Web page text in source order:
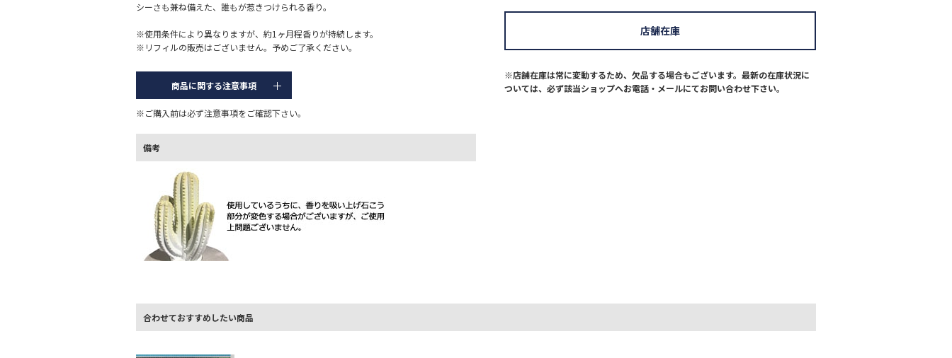
シーさも兼ね備えた、誰もが惹きつけられる香り。
※使用条件により異なりますが、約1ヶ月程香りが持続します。
※リフィルの販売はございません。予めご了承ください。
商品に関する注意事項
※ご購入前は必ず注意事項をご確認下さい。
備考
※店舗在庫は常に変動するため、欠品する場合もございます。最新の在庫状況に
ついては、必ず該当ショップへお電話・メールにてお問い合わせ下さい。
店舗在庫
合わせておすすめしたい商品